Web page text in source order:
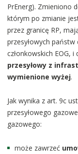
PrEnerg). Zmieniono
którym po zmianie
przez granicę RP,
przesyłowych państw
członkowskich EOG,
przesyłowy z
wymienione wyżej.
Jak wynika z art. 9c
przesyłowego
gazowego:
może zawrzeć